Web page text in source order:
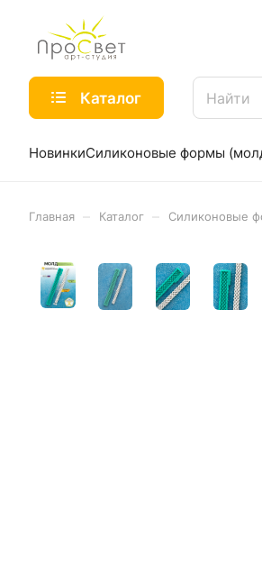
Каталог
НовинкиСиликоновые формы
Главная Каталог Силиконовые